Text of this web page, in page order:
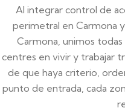
Al integrar control de
perimetral en Carmona
Carmona, unimos
centres en vivir y trabajar
de que haya criterio,
punto de entrada, cada